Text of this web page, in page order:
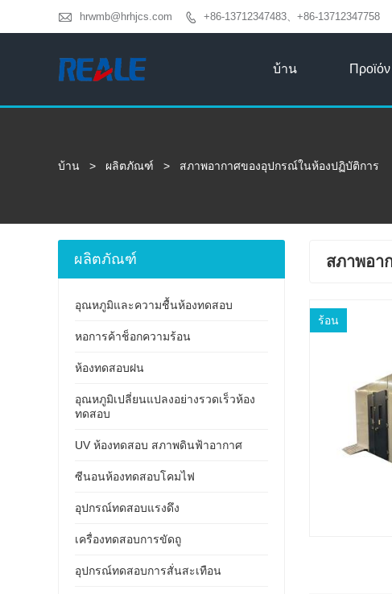
 hrwmb@hrhjcs.com  +86-13712347483、+86-13712347758
บ้าน Προϊόν
บ้าน > ผลิตภัณฑ์ > สภาพอากาศของอุปกรณ์ในห้องปฏิบัติการ
สภาพอา
ร้อน
ผลิตภัณฑ์
อุณหภูมิและความชื้นห้องทดสอบ
หอการค้าช็อกความร้อน
ห้องทดสอบฝน
อุณหภูมิเปลี่ยนแปลงอย่างรวดเร็วห้อง
ทดสอบ
UV ห้องทดสอบ สภาพดินฟ้าอากาศ
ซีนอนห้องทดสอบโคมไฟ
อุปกรณ์ทดสอบแรงดึง
เครื่องทดสอบการขัดถู
อุปกรณ์ทดสอบการสั่นสะเทือน